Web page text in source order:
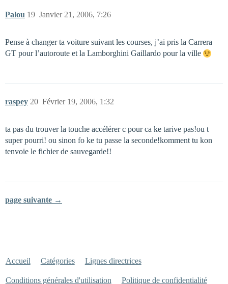
Palou Janvier 21, 2006, 7:26
19
Pense à changer ta voiture suivant les courses, j’ai pris la Carrera
GT pour l’autoroute et la Lamborghini Gaillardo pour la ville
raspey Février 19, 2006, 1:32
20
ta pas du trouver la touche accélérer c pour ca ke tarive pas!ou t
super pourri! ou sinon fo ke tu passe la seconde!komment tu kon
tenvoie le fichier de sauvegarde!!
page suivante →
Accueil Catégories Lignes directrices
Conditions générales d'utilisation Politique de confidentialité